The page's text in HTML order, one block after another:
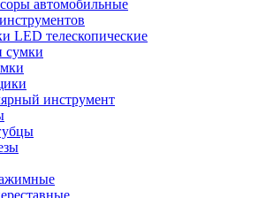
автомобильные
LED телескопические
сумки
инструмент